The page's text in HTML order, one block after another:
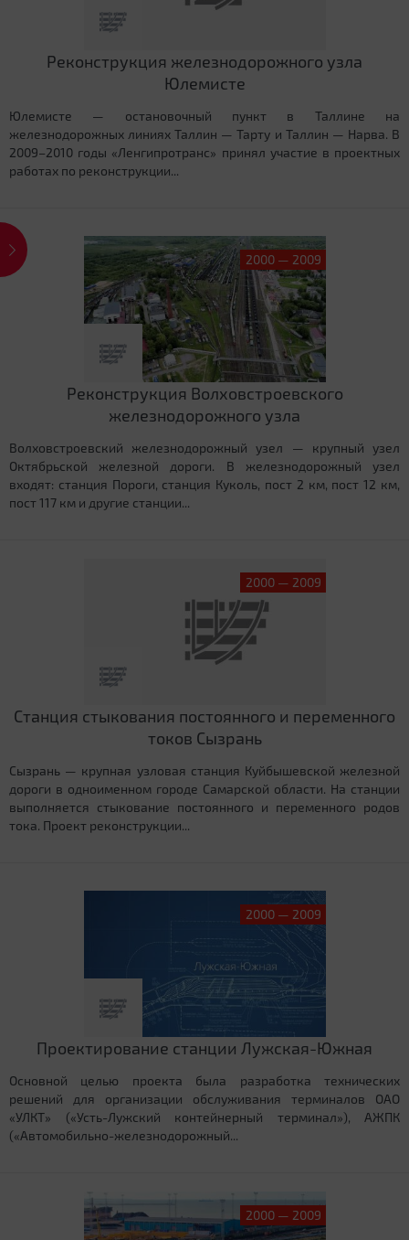
Реконструкция железнодорожного узла
Юлемисте
Юлемисте — остановочный пункт в Таллине на
железнодорожных линиях Таллин — Тарту и Таллин — Нарва. В
2009–2010 годы «Ленгипротранс» принял участие в проектных
работах по реконструкции...
2000 — 2009
Реконструкция Волховстроевского
железнодорожного узла
Волховстроевский железнодорожный узел — крупный узел
Октябрьской железной дороги. В железнодорожный узел
входят: станция Пороги, станция Куколь, пост 2 км, пост 12 км,
пост 117 км и другие станции...
2000 — 2009
Станция стыкования постоянного и переменного
токов Сызрань
Сызрань — крупная узловая станция Куйбышевской железной
дороги в одноименном городе Самарской области. На станции
выполняется стыкование постоянного и переменного родов
тока. Проект реконструкции...
2000 — 2009
Проектирование станции Лужская-Южная
Основной целью проекта была разработка технических
решений для организации обслуживания терминалов ОАО
«УЛКТ» («Усть-Лужский контейнерный терминал»), АЖПК
(«Автомобильно-железнодорожный...
2000 — 2009